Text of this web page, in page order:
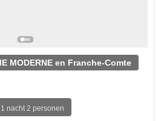
MODERNE en Franche-Comte
nacht 2 personen